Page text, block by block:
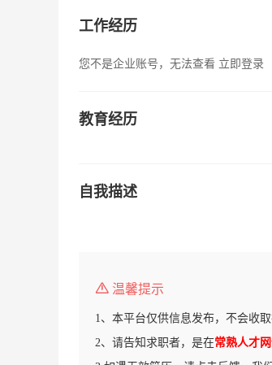
工作经历
您不是企业账号，无法查看 立即登录
教育经历
自我描述
温馨提示
1、本平台仅供信息发布，不会收
2、请告知求职者，是在常熟人才网